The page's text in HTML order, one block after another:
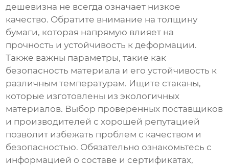
дешевизна не всегда означает низкое
качество. Обратите внимание на толщину
бумаги, которая напрямую влияет на
прочность и устойчивость к деформации.
Также важны параметры, такие как
безопасность материала и его устойчивость к
различным температурам. Ищите стаканы,
которые изготовлены из экологичных
материалов. Выбор проверенных поставщиков
и производителей с хорошей репутацией
позволит избежать проблем с качеством и
безопасностью. Обязательно ознакомьтесь с
информацией о составе и сертификатах,